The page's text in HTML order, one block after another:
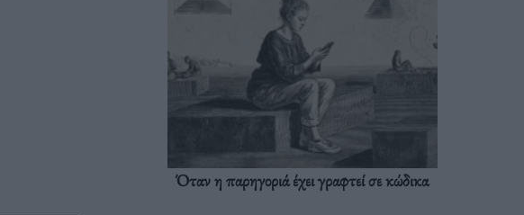
Όταν η παρηγοριά έχει γραφτεί σε κώδικα